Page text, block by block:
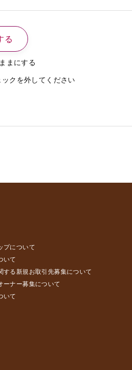
まにする
クを外してください
プについて
いて
する新規お取引先募集について
ーナー募集について
いて